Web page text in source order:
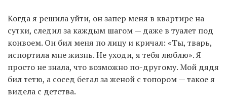
Когда я решила уйти, он запер меня в квартире на
сутки, следил за каждым шагом — даже в туалет под
конвоем. Он бил меня по лицу и кричал: «Ты, тварь,
испортила мне жизнь. Не уходи, я тебя люблю». Я
просто не знала, что возможно по-другому. Мой дядя
бил тетю, а сосед бегал за женой с топором — такое я
видела с детства.